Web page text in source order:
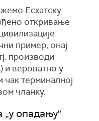
Есхатску
откривање
пример, онај
производи
и вероватно у
чак терминалној
чланку.
„у опадању"